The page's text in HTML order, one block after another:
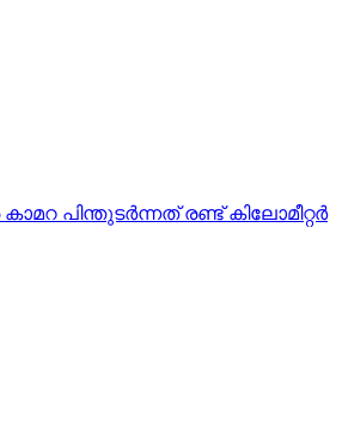
പിന്തുടര്‍ന്നത് രണ്ട് കിലോമീറ്റര്‍